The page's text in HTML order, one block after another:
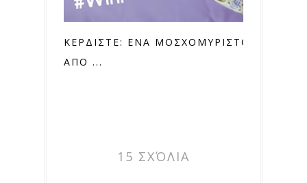
ΚΕΡΔΙΣΤΕ: ΕΝΑ ΜΟΣΧΟΜΥΡΙΣΤΟ ΣΕΤ
ΑΠΟ ...
15 ΣΧΌΛΙΑ